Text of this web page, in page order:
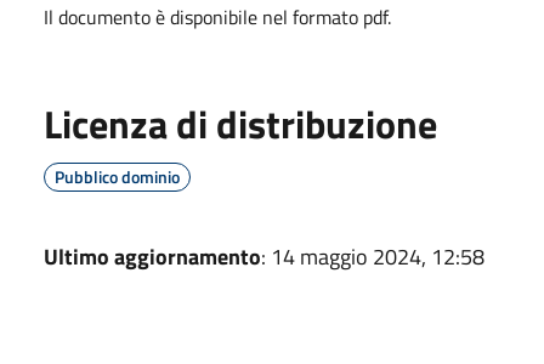
Il documento è disponibile nel formato pdf.
Licenza di distribuzione
Pubblico dominio
Ultimo aggiornamento: 14 maggio 2024, 12:58